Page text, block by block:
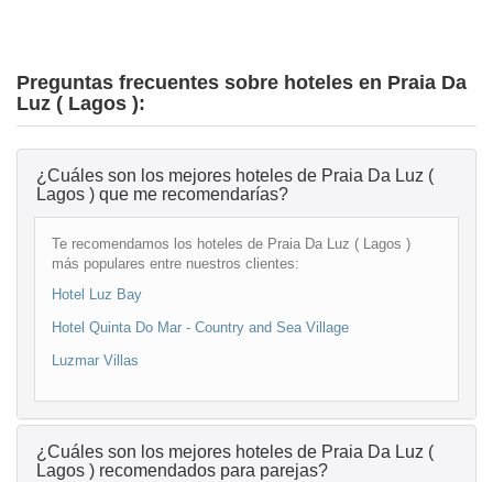
Preguntas frecuentes sobre hoteles en Praia Da
Luz ( Lagos ):
¿Cuáles son los mejores hoteles de Praia Da Luz (
Lagos ) que me recomendarías?
Te recomendamos los hoteles de Praia Da Luz ( Lagos )
más populares entre nuestros clientes:
Hotel Luz Bay
Hotel Quinta Do Mar - Country and Sea Village
Luzmar Villas
¿Cuáles son los mejores hoteles de Praia Da Luz (
Lagos ) recomendados para parejas?